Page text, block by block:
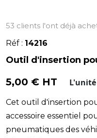
53 clients l'ont déjà
Réf : 14216
Outil d'insertion
5,00 € HT L'unité
Cet outil d'insertion
accessoire essentiel
pneumatiques des